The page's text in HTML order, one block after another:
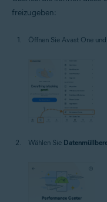
freizugeben:
Öffnen Sie Avast One
Wählen Sie